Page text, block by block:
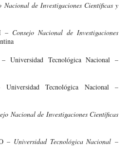
Nacional de Investigaciones Científicas y
– Consejo Nacional de Investigaciones
Universidad Tecnológica Nacional –
Tecnológica Nacional –
Nacional de Investigaciones Científicas
– Universidad Tecnológica Nacional –